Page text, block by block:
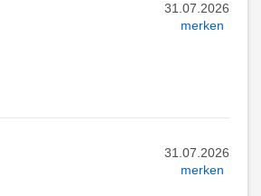
31.07.2026
merken
31.07.2026
merken